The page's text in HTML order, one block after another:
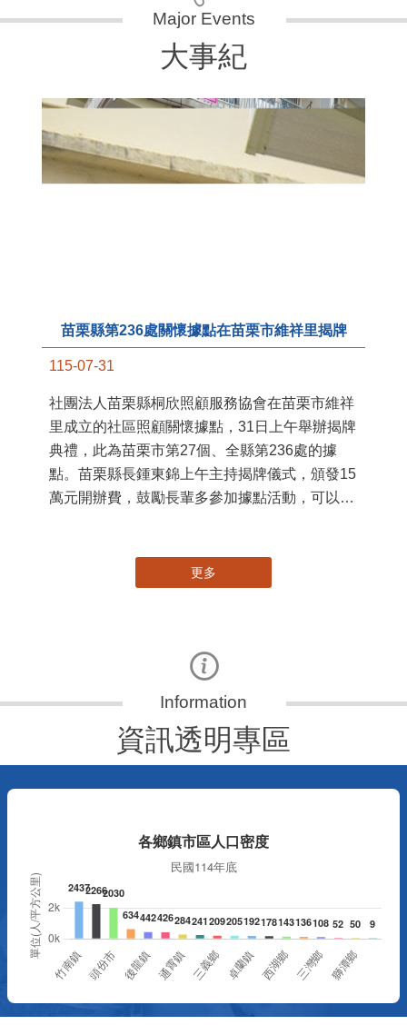
大事紀
苗栗縣第236處關懷據點在苗栗市維祥里揭牌
115-07-31
社團法人苗栗縣桐欣照顧服務協會在苗栗市維祥
里成立的社區照顧關懷據點，31日上午舉辦揭牌
典禮，此為苗栗市第27個、全縣第236處的據
點。苗栗縣長鍾東錦上午主持揭牌儀式，頒發15
萬元開辦費，鼓勵長輩多參加據點活動，可以更
更多
資訊透明專區